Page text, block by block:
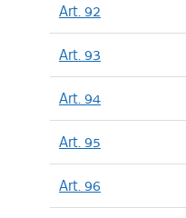
Art. 92
Art. 93
Art. 94
Art. 95
Art. 96